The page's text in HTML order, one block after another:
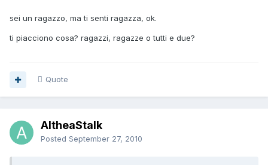
sei un ragazzo, ma ti senti ragazza, ok.
ti piacciono cosa? ragazzi, ragazze o tutti e due?
Quote
AltheaStalk
Posted September 27, 2010